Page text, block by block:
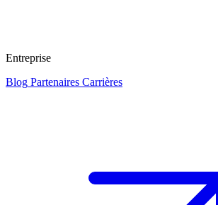
Entreprise
Blog Partenaires Carrières